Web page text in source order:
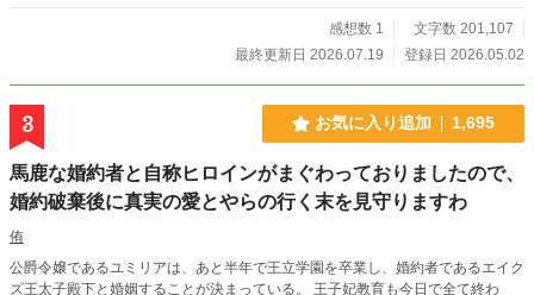
感想数 1
文字数 201,107
最終更新日 2026.07.19
登録日 2026.05.02
3 お気に入り追加 1,695
馬鹿な婚約者と自称ヒロインがまぐわっておりましたので、
婚約破棄後に真実の愛とやらの行く末を見守りますわ
侑
公爵令嬢であるユミリアは、あと半年で王立学園を卒業し、婚約者であるエイク
ズ王太子殿下と婚姻することが決まっている。 王子妃教育も今日で全て終わ